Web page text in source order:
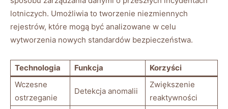
‌lotniczych. Umożliwia to tworzenie niezmiennych
rejestrów, które mogą być analizowane w celu
wytworzenia nowych ‍standardów bezpieczeństwa.
Technologia Funkcja
Korzyści
Wczesne
⁣ostrzeganie
Detekcja anomalii
Zwiększenie⁢
reaktywności